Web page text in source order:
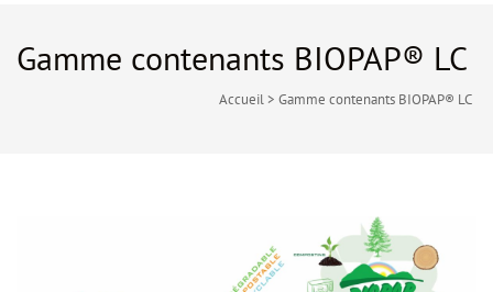
Gamme contenants BIOPAP® LC
Accueil> Gamme contenants BIOPAP® LC